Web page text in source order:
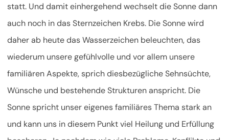
statt. Und damit einhergehend wechselt die Sonne dann
auch noch in das Sternzeichen Krebs. Die Sonne wird
daher ab heute das Wasserzeichen beleuchten, das
wiederum unsere gefühlvolle und vor allem unsere
familiären Aspekte, sprich diesbezügliche Sehnsüchte,
Wünsche und bestehende Strukturen anspricht. Die
Sonne spricht unser eigenes familiäres Thema stark an
und kann uns in diesem Punkt viel Heilung und Erfüllung